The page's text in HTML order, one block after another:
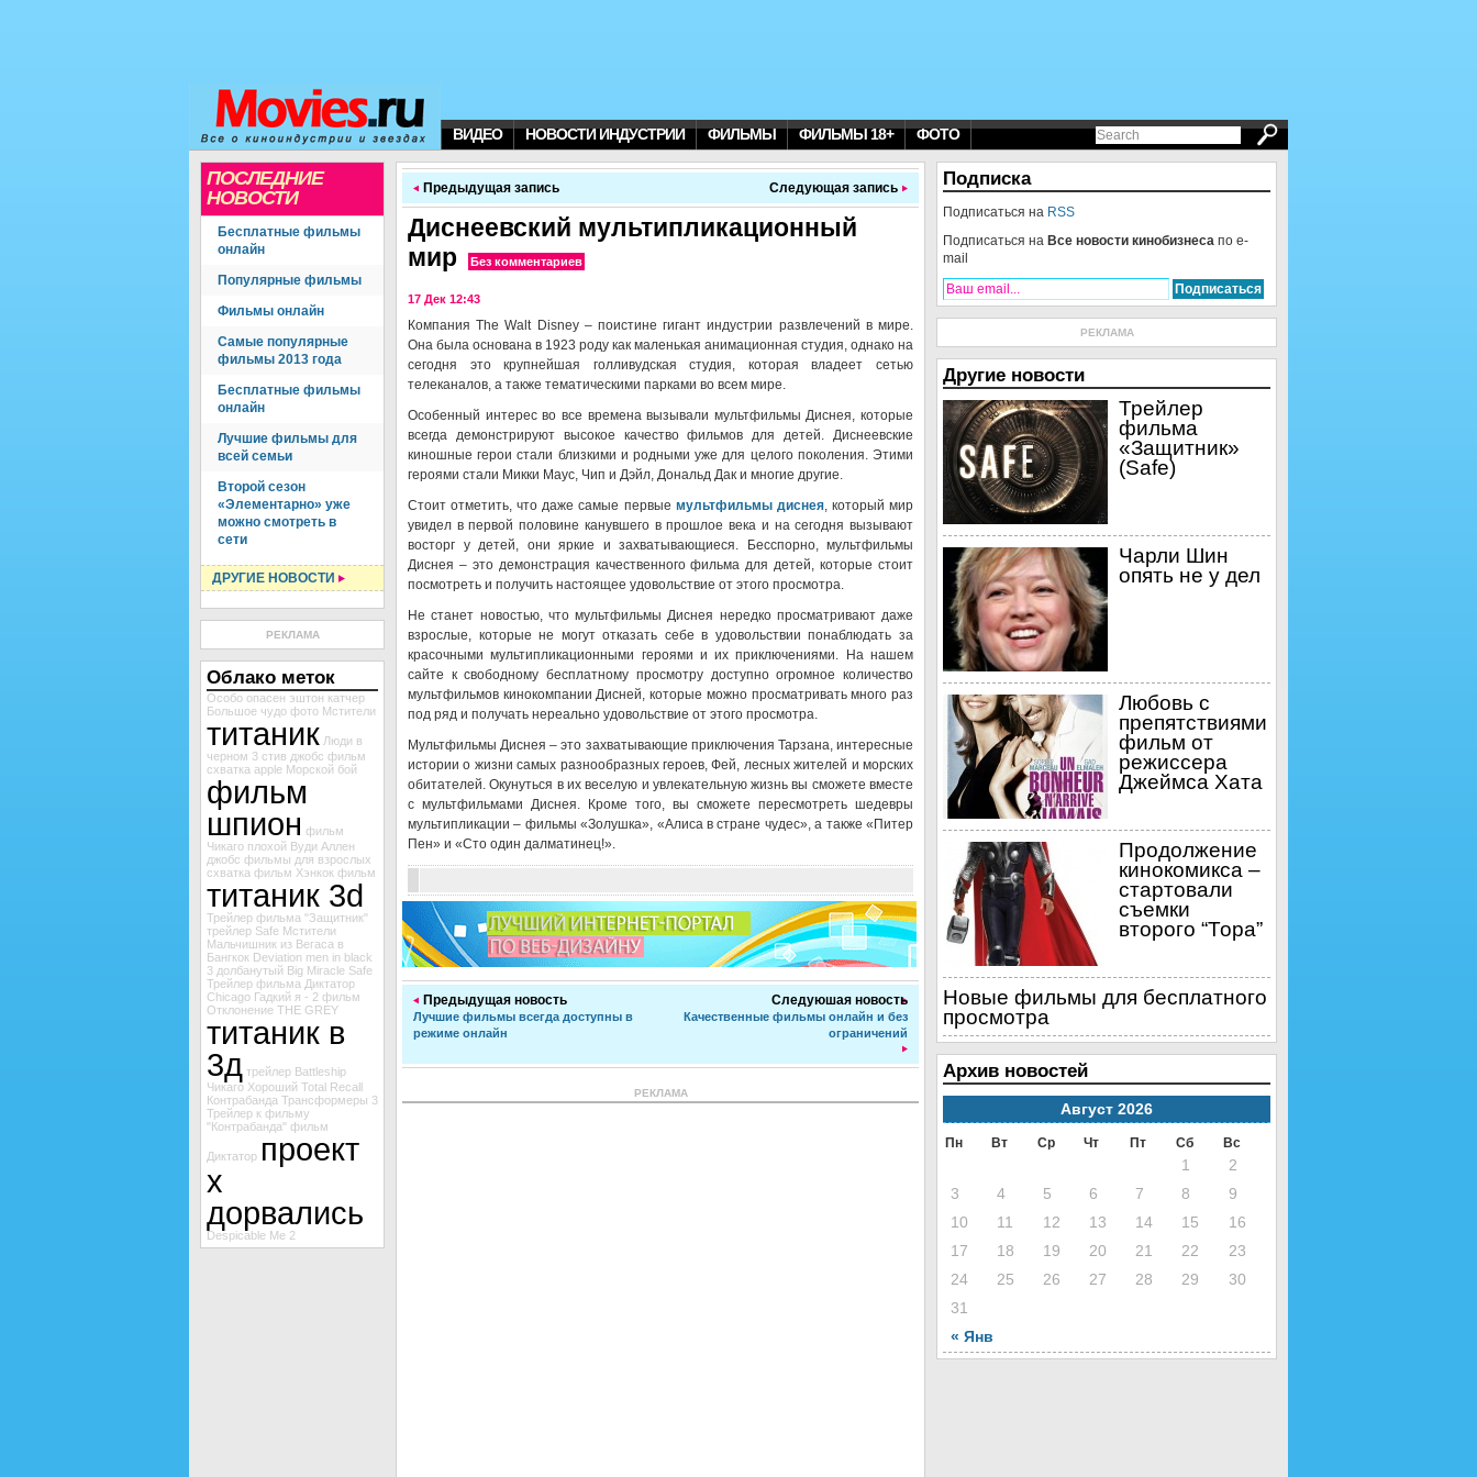
ВИДЕО НОВОСТИ ИНДУСТРИИ ФИЛЬМЫ ФИЛЬМЫ 18+ ФОТО
ПОСЛЕДНИЕ
НОВОСТИ
Бесплатные фильмы
онлайн
Популярные фильмы
Фильмы онлайн
Самые популярные
фильмы 2013 года
Бесплатные фильмы
онлайн
Лучшие фильмы для
всей семьи
Второй сезон
«Элементарно» уже
можно смотреть в
сети
ДРУГИЕ НОВОСТИ
РЕКЛАМА
Облако меток
Особо опасен эштон катчер
Большое чудо фото Мстители
титаник Люди в
черном 3 стив джобс фильм
схватка apple Морской бой
фильм
шпион фильм
Чикаго плохой Вуди Аллен
джобс фильмы для взрослых
схватка фильм Хэнкок фильм
титаник 3d
Трейлер фильма "Защитник"
трейлер Safe Мстители
Мальчишник из Вегаса в
Бангкок Deviation men in black
3 долбанутый Big Miracle Safe
Трейлер фильма Диктатор
Chicago Гадкий я - 2 фильм
Отклонение THE GREY
титаник в
3д трейлер Battleship
Чикаго Хороший Total Recall
Контрабанда Трансформеры 3
Трейлер к фильму
"Контрабанда" фильм
Диктатор проект
х
дорвались
Despicable Me 2
Предыдущая запись Следующая запись
Диснеевский мультипликационный
мир
Без комментариев
17 Дек 12:43
Компания The Walt Disney – поистине гигант индустрии развлечений в мире.
Она была основана в 1923 роду как маленькая анимационная студия, однако на
сегодня это крупнейшая голливудская студия, которая владеет сетью
телеканалов, а также тематическими парками во всем мире.
Особенный интерес во все времена вызывали мультфильмы Диснея, которые
всегда демонстрируют высокое качество фильмов для детей. Диснеевские
киношные герои стали близкими и родными уже для целого поколения. Этими
героями стали Микки Маус, Чип и Дэйл, Дональд Дак и многие другие.
Стоит отметить, что даже самые первые мультфильмы диснея, который мир
увидел в первой половине канувшего в прошлое века и на сегодня вызывают
восторг у детей, они яркие и захватывающиеся. Бесспорно, мультфильмы
Диснея – это демонстрация качественного фильма для детей, которые стоит
посмотреть и получить настоящее удовольствие от этого просмотра.
Не станет новостью, что мультфильмы Диснея нередко просматривают даже
взрослые, которые не могут отказать себе в удовольствии понаблюдать за
красочными мультипликационными героями и их приключениями. На нашем
сайте к свободному бесплатному просмотру доступно огромное количество
мультфильмов кинокомпании Дисней, которые можно просматривать много раз
под ряд и получать нереально удовольствие от этого просмотра.
Мультфильмы Диснея – это захватывающие приключения Тарзана, интересные
истории о жизни самых разнообразных героев, Фей, лесных жителей и морских
обитателей. Окунуться в их веселую и увлекательную жизнь вы сможете вместе
с мультфильмами Диснея. Кроме того, вы сможете пересмотреть шедевры
мультипликации – фильмы «Золушка», «Алиса в стране чудес», а также «Питер
Пен» и «Сто один далматинец!».
Предыдущая новость
Лучшие фильмы всегда доступны в
режиме онлайн
Следуюшая новость
Качественные фильмы онлайн и без
ограничений
РЕКЛАМА
Подписка
Подписаться на RSS
Подписаться на Все новости кинобизнеса по e-
mail
РЕКЛАМА
Другие новости
Трейлер
фильма
«Защитник»
(Safe)
Чарли Шин
опять не у дел
Любовь с
препятствиями
фильм от
режиссера
Джеймса Хата
Продолжение
кинокомикса –
стартовали
съемки
второго “Тора”
Новые фильмы для бесплатного
просмотра
Архив новостей
Август 2026
Пн Вт Ср Чт Пт Сб Вс
« Янв
1
2
3
4 5 6 7 8
9
10
11 12 13 14 15
16
17
18 19 20 21 22
23
24
25 26 27 28 29
30
31